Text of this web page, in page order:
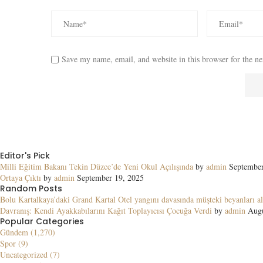
Save my name, email, and website in this browser for the
Editor's Pick
Milli Eğitim Bakanı Tekin Düzce’de Yeni Okul Açılışında by admin
Ortaya Çıktı by admin September 19, 2025
Random Posts
Bolu Kartalkaya’daki Grand Kartal Otel yangını davasında müşteki beyanları
Davranış: Kendi Ayakkabılarını Kağıt Toplayıcısı Çocuğa Verdi by admin
Popular Categories
Gündem (1,270)
Spor (9)
Uncategorized (7)